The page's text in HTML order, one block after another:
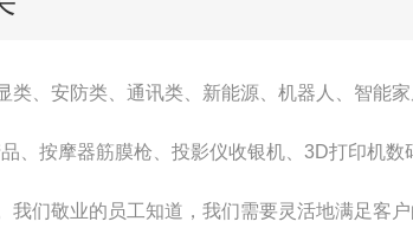
、安防类、通讯类、新能源、机器人、智能家
按摩器筋膜枪、投影仪收银机、3D打印机数
们敬业的员工知道，我们需要灵活地满足客户